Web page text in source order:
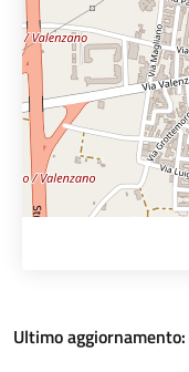
Ultimo aggiornamento: